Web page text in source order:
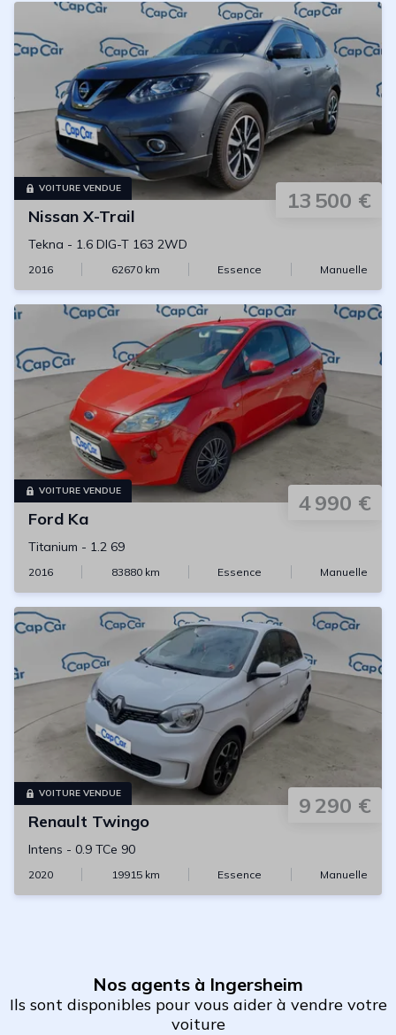
VOITURE VENDUE 13 500 €
Nissan X-Trail
Tekna - 1.6 DIG-T 163 2WD
2016 62670km Essence Manuelle
VOITURE VENDUE 4 990 €
Ford Ka
Titanium - 1.2 69
2016 83880km Essence Manuelle
VOITURE VENDUE 9 290 €
Renault Twingo
Intens - 0.9 TCe 90
2020 19915km Essence Manuelle
Nos agents à Ingersheim
Ils sont disponibles pour vous aider à vendre votre
voiture